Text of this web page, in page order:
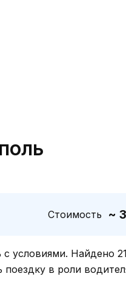
Стоимость ~
условиями. Найдено
в роли